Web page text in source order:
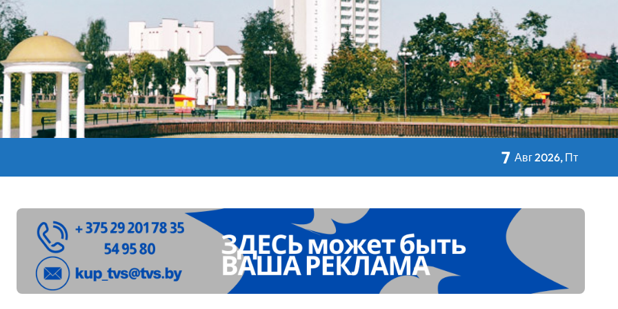
в Беларуси из-за жары
аппараты. Минобразования об изменениях в школьном питании
ожидаются дожди и грозы
из Молодечно о 50-килограммовом каравае для Дворца Независимости
детей с 1 сентября, рассказали в правительстве
рассказали о погоде на сегодня
7 Авг 2026, Пт